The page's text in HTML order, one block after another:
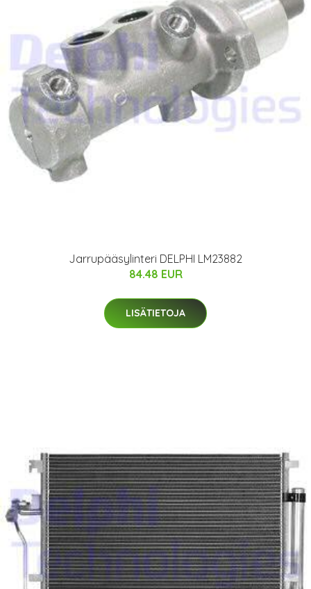
Jarrupääsylinteri DELPHI LM23882
84.48 EUR
LISÄTIETOJA